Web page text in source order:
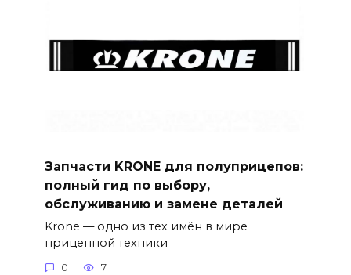
Запчасти KRONE для полуприцепов:
полный гид по выбору,
обслуживанию и замене деталей
Krone — одно из тех имён в мире
прицепной техники
0 7